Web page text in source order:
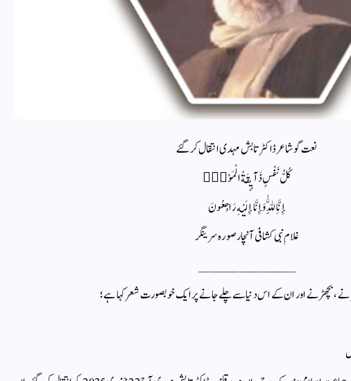
نعت گو شاعر ڈاکٹر تابش مہدی انتقال کرگئے
كُلُّ نَفْسٍ ذَآىٕقَةُ الْمَوْتِؕ
إِنَّا ِلِلَّٰهِ وَ إِنَّا إِلَيْهِ رَاجِعُونَ
غلام نبی کشافی آنچار صورہ سرینگر
، بچھڑنے اور ان کے اس دنیا سے چلے جانے پر ایک خوبصورت شعر کہا ہے ؛